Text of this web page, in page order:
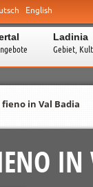
English
Ladinia
Gebiet,
in Val Badia